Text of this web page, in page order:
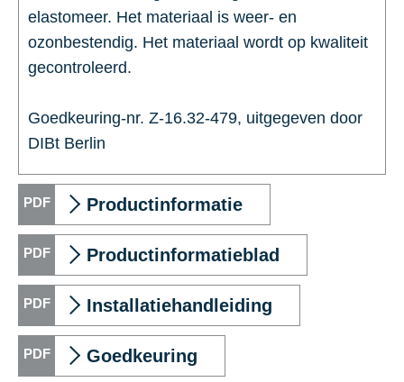
elastomeer. Het materiaal is weer- en
ozonbestendig. Het materiaal wordt op kwaliteit
gecontroleerd.
Goedkeuring-nr. Z-16.32-479, uitgegeven door
DIBt Berlin
Productinformatie
Productinformatieblad
Installatiehandleiding
Goedkeuring